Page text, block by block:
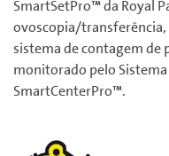
SmartSetPro™ da Royal
ovoscopia/
sistema de contagem
monitorado pelo
SmartCenterPro™.